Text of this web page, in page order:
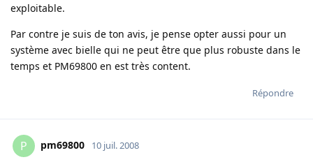
exploitable.
Par contre je suis de ton avis, je pense opter aussi pour un
système avec bielle qui ne peut être que plus robuste dans le
temps et PM69800 en est très content.
Répondre
P pm69800 10 juil. 2008